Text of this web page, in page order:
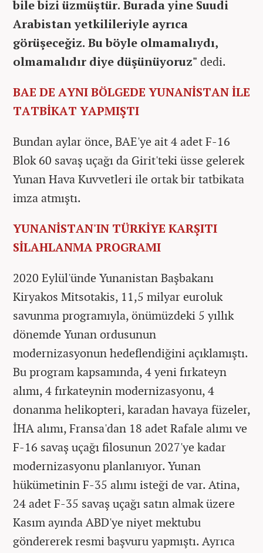
bile bizi üzmüştür. Burada yine Suudi
Arabistan yetkilileriyle ayrıca
görüşeceğiz. Bu böyle olmamalıydı,
olmamalıdır diye düşünüyoruz" dedi.
BAE DE AYNI BÖLGEDE YUNANİSTAN İLE
TATBİKAT YAPMIŞTI
Bundan aylar önce, BAE'ye ait 4 adet F-16
Blok 60 savaş uçağı da Girit'teki üsse gelerek
Yunan Hava Kuvvetleri ile ortak bir tatbikata
imza atmıştı.
YUNANİSTAN'IN TÜRKİYE KARŞITI
SİLAHLANMA PROGRAMI
2020 Eylül'ünde Yunanistan Başbakanı
Kiryakos Mitsotakis, 11,5 milyar euroluk
savunma programıyla, önümüzdeki 5 yıllık
dönemde Yunan ordusunun
modernizasyonun hedeflendiğini açıklamıştı.
Bu program kapsamında, 4 yeni fırkateyn
alımı, 4 fırkateynin modernizasyonu, 4
donanma helikopteri, karadan havaya füzeler,
İHA alımı, Fransa'dan 18 adet Rafale alımı ve
F-16 savaş uçağı filosunun 2027'ye kadar
modernizasyonu planlanıyor. Yunan
hükümetinin F-35 alımı isteği de var. Atina,
24 adet F-35 savaş uçağı satın almak üzere
Kasım ayında ABD'ye niyet mektubu
göndererek resmi başvuru yapmıştı. Ayrıca